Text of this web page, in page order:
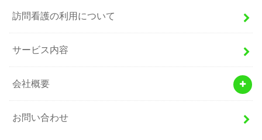
訪問看護の利用について
サービス内容
会社概要
お問い合わせ